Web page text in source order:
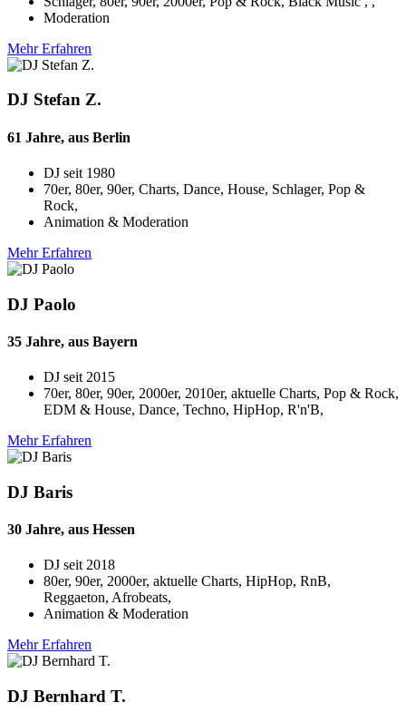
Moderation
Mehr Erfahren
DJ Stefan Z.
61 Jahre, aus Berlin
DJ seit 1980
70er, 80er, 90er, Charts, Dance, House, Schlager, Pop &
Rock,
Animation & Moderation
Mehr Erfahren
DJ Paolo
35 Jahre, aus Bayern
DJ seit 2015
70er, 80er, 90er, 2000er, 2010er, aktuelle Charts, Pop & Rock,
EDM & House, Dance, Techno, HipHop, R'n'B,
Mehr Erfahren
DJ Baris
30 Jahre, aus Hessen
DJ seit 2018
80er, 90er, 2000er, aktuelle Charts, HipHop, RnB,
Reggaeton, Afrobeats,
Animation & Moderation
Mehr Erfahren
DJ Bernhard T.